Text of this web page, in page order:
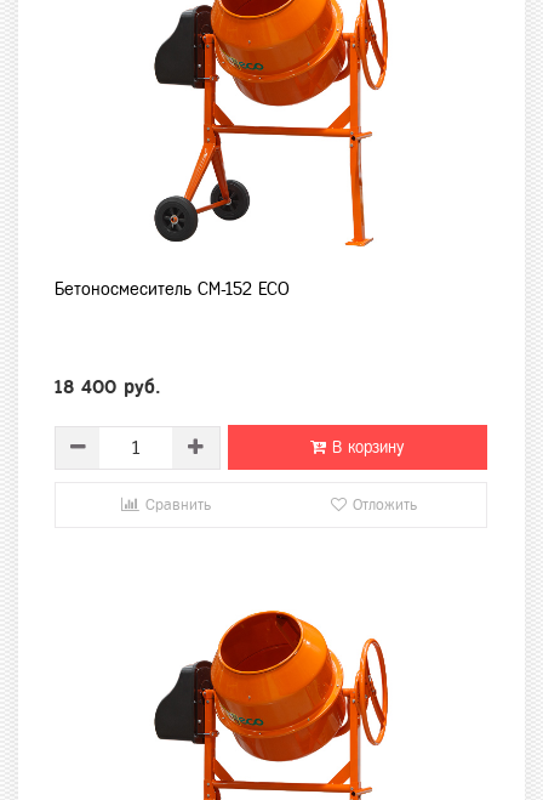
Бетоносмеситель CM-152 ECO
18 400 руб.
В корзину
Сравнить Отложить